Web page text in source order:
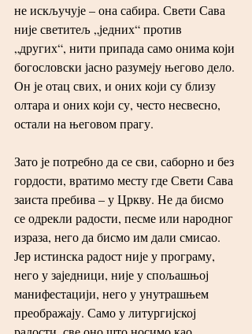
не искључује – она сабира. Свети Сава
није светитељ „једних“ против
„других“, нити припада само онима који
богословски јасно разумеју његово дело.
Он је отац свих, и оних који су близу
олтара и оних који су, често несвесно,
остали на његовом прагу.
Зато је потребно да се сви, саборно и без
гордости, вратимо месту где Свети Сава
заиста пребива – у Цркву. Не да бисмо
се одрекли радости, песме или народног
израза, него да бисмо им дали смисао.
Јер истинска радост није у програму,
него у заједници, није у спољашњој
манифестацији, него у унутрашњем
преображају. Само у литургијској